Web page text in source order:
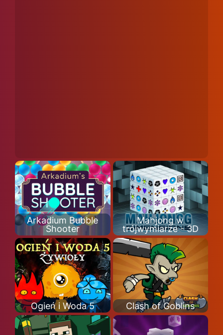
Arkadium Bubble
Shooter
Mahjong w
trójwymiarze - 3D
Ogień i Woda 5 Clash of Goblins